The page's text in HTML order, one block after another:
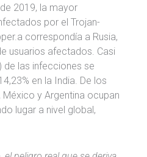
2019, la mayor
por el Trojan-
correspondía a Rusia,
usuarios afectados. Casi
de las infecciones se
en la India. De los
y Argentina ocupan
lugar a nivel global,